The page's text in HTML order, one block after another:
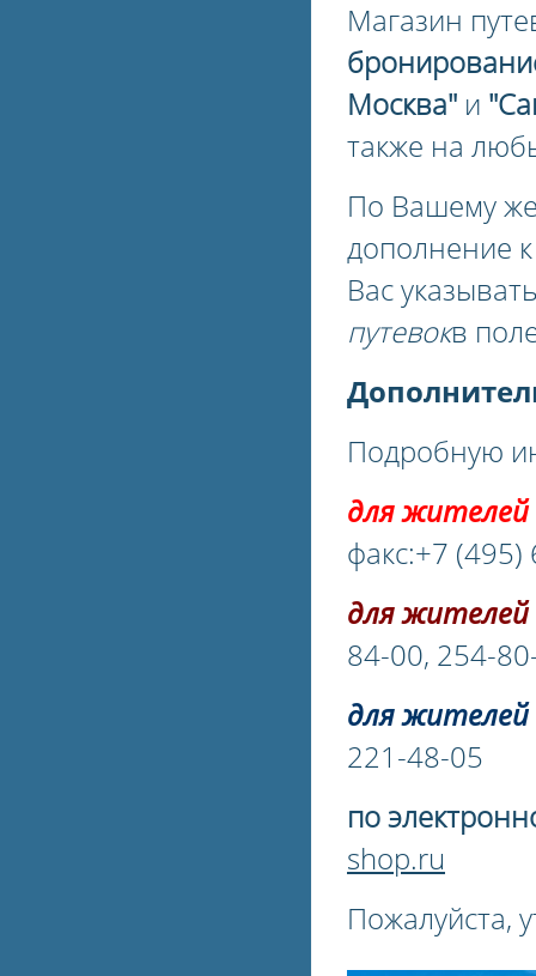
Магазин
Москва" и
также на
По Вашему
дополнение
Вас
путевокв
Подробную
для
факс:+7
для
84-00, 254-
для жителей
221-48-05
по
shop.ru
Пожалуйста,